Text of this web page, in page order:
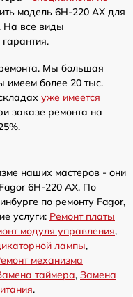
модель 6H-220 AX для
На все виды
Мы большая
имеем более 20 тыс.
уже имеется
заказе ремонта на
наших мастеров - они
6H-220 AX. По
по ремонту Fagor,
услуги: Ремонт платы
модуля управления,
лампы,
механизма
таймера, Замена
.